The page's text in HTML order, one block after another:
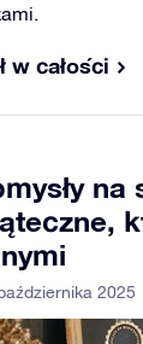
w całości
2025